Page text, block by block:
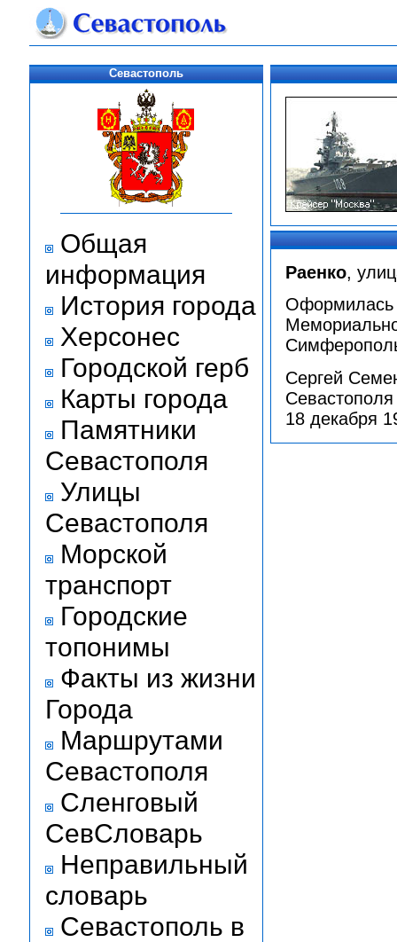
Севастополь
Общая
информация
История города
Херсонес
Городской герб
Карты города
Памятники
Севастополя
Улицы
Севастополя
Морской
транспорт
Городские
топонимы
Факты из жизни
Города
Маршрутами
Севастополя
Сленговый
СевСловарь
Неправильный
словарь
Севастополь в
Раенко,
Оформилась
Сергей
18 декабря